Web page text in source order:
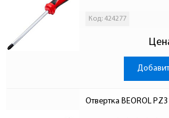
Код: 424277
Отвертка BEOROL